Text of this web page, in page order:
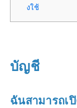
งใช้
บัญชี
ฉันสามารถเ